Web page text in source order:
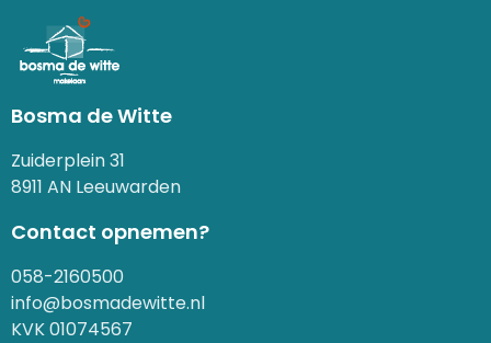
Bosma de Witte
Zuiderplein 31
8911 AN Leeuwarden
Contact opnemen?
058-2160500
info@bosmadewitte.nl
KVK 01074567